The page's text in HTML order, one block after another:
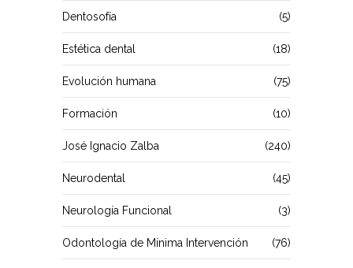
Dentosofía (5)
Estética dental (18)
Evolución humana (75)
Formación (10)
José Ignacio Zalba (240)
Neurodental (45)
Neurología Funcional (3)
Odontología de Mínima Intervención (76)